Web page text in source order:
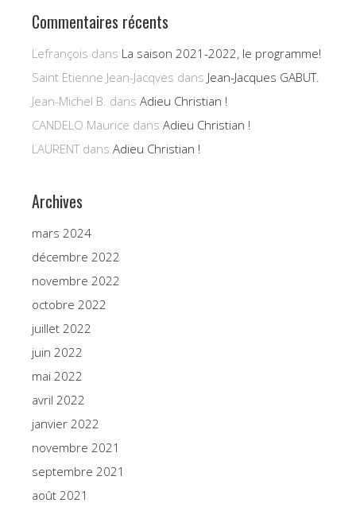
Commentaires récents
Lefrançois dans La saison 2021-2022, le programme!
Saint Etienne Jean-Jacqves dans Jean-Jacques GABUT.
Jean-Michel B. dans Adieu Christian !
CANDELO Maurice dans Adieu Christian !
LAURENTdans Adieu Christian !
Archives
mars 2024
décembre 2022
novembre 2022
octobre 2022
juillet 2022
juin 2022
mai 2022
avril 2022
janvier 2022
novembre 2021
septembre 2021
août 2021